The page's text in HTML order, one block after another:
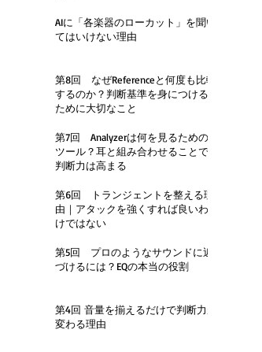
AIに「各楽器のローカット」を聞い
てはいけない理由
第8回 なぜReferenceと何度も比較
するのか？判断基準を身につける
ために大切なこと
第7回 Analyzerは何を見るための
ツール？耳と組み合わせることで
判断力は高まる
第6回 トランジェントを整える理
由｜アタックを強くすれば良いわ
けではない
第5回 プロのようなサウンドに近
づけるには？EQの本当の役割
第4回 音量を揃えるだけで判断力が
変わる理由